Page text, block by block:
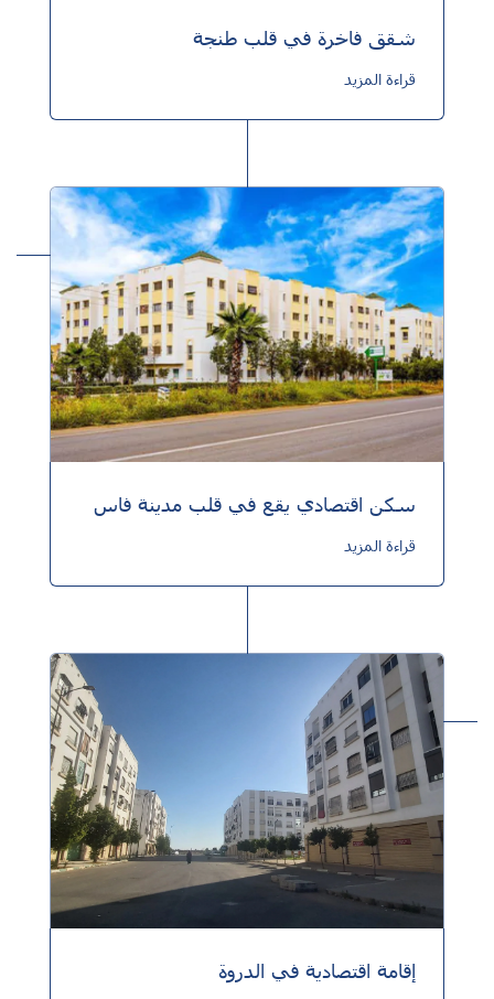
شقق فاخرة في قلب طنجة
قراءة المزيد
سكن اقتصادي يقع في قلب مدينة فاس
قراءة المزيد
إقامة اقتصادية في الدروة